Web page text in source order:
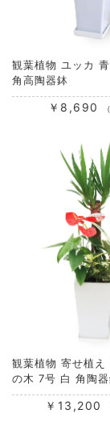
観葉植物 ユッカ
角高陶器鉢
￥8,690
観葉植物 寄せ植え
の木 7号 白 角陶
￥13,200